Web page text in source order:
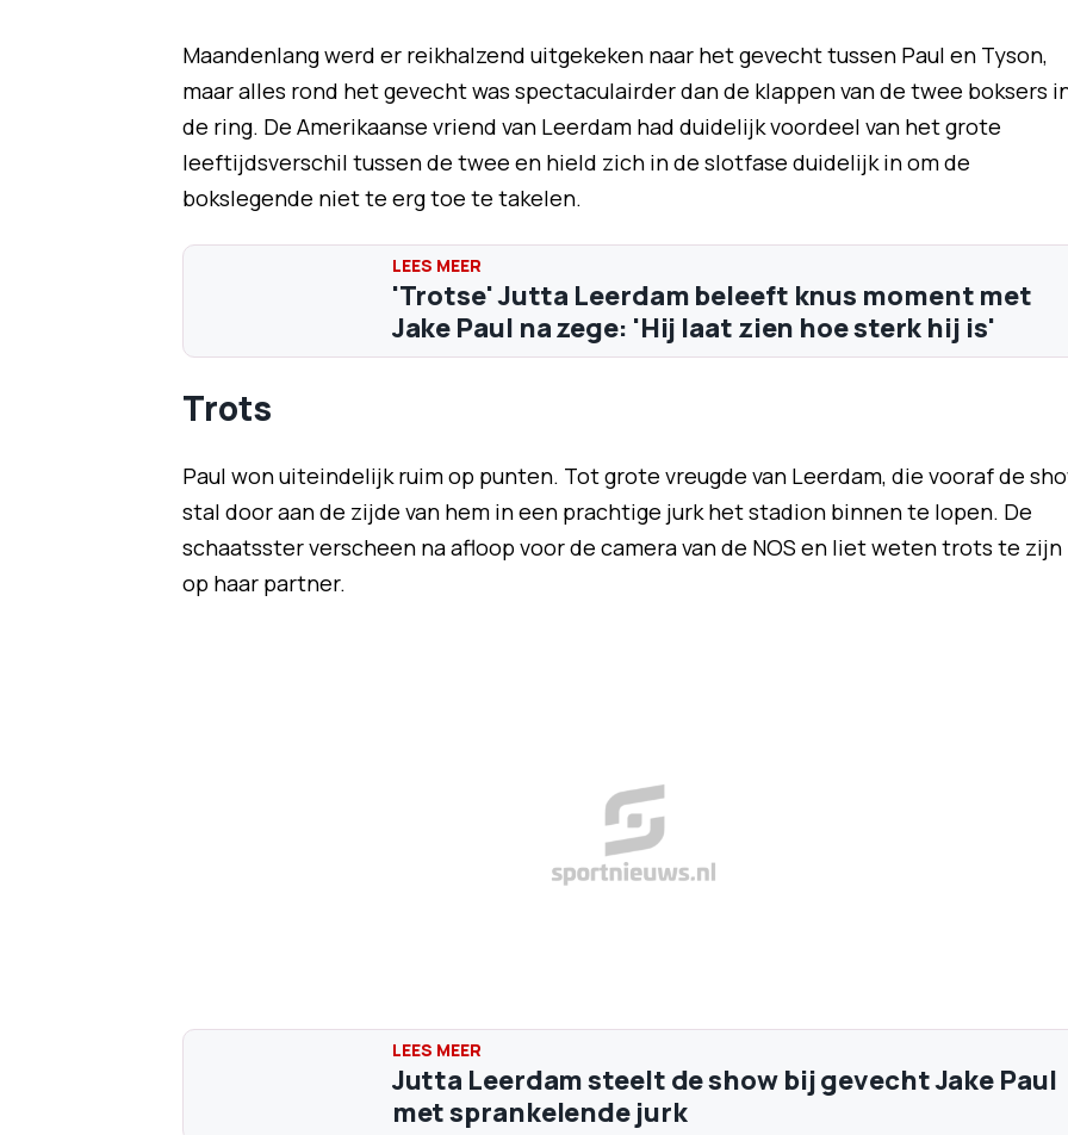
Maandenlang werd er reikhalzend uitgekeken naar het gevecht tussen Paul en Tyson,
maar alles rond het gevecht was spectaculairder dan de klappen van de twee boksers
de ring. De Amerikaanse vriend van Leerdam had duidelijk voordeel van het grote
leeftijdsverschil tussen de twee en hield zich in de slotfase duidelijk in om de
bokslegende niet te erg toe te takelen.
'Trotse' Jutta Leerdam beleeft knus moment met
Jake Paul na zege: 'Hij laat zien hoe sterk hij is'
Trots
Paul won uiteindelijk ruim op punten. Tot grote vreugde van Leerdam, die vooraf de
stal door aan de zijde van hem in een prachtige jurk het stadion binnen te lopen. De
schaatsster verscheen na afloop voor de camera van de NOS en liet weten trots te zijn
op haar partner.
Jutta Leerdam steelt de show bij gevecht Jake Paul
met sprankelende jurk